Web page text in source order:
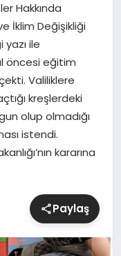
Hakkında
İklim Değişikliği
ile
öncesi eğitim
Valiliklere
kreşlerdeki
olup olmadığı
istendi.
kararına
Paylaş